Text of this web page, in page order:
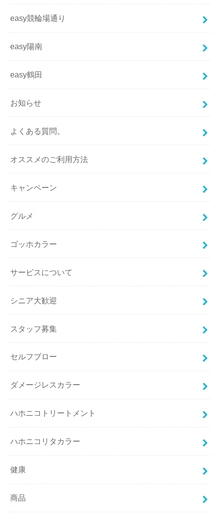
easy競輪場通り
easy陽南
easy鶴田
お知らせ
よくある質問。
オススメのご利用方法
キャンペーン
グルメ
ゴッホカラー
サービスについて
シニア大歓迎
スタッフ募集
セルフブロー
ダメージレスカラー
ハホニコトリートメント
ハホニコリタカラー
健康
商品